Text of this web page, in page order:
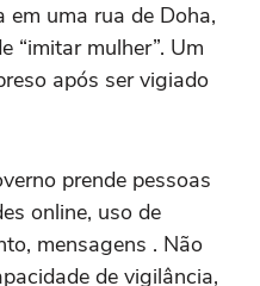
em uma rua de Doha,
“imitar mulher”. Um
após ser vigiado
prende pessoas
online, uso de
mensagens . Não
de vigilância,